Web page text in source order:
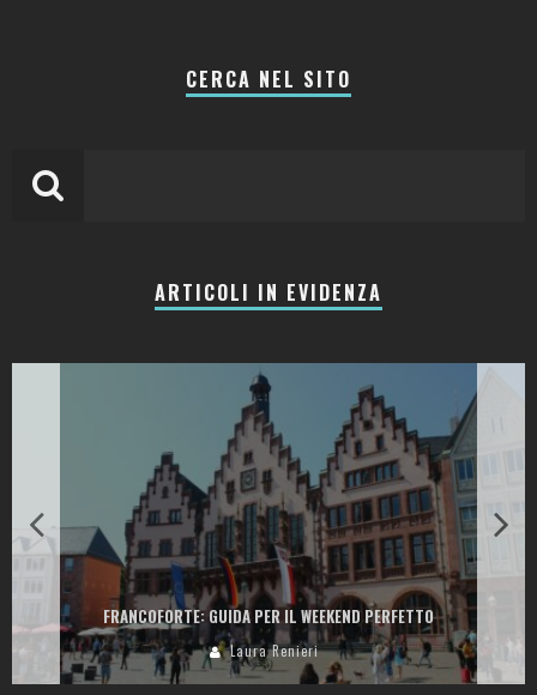
CERCA NEL SITO
ARTICOLI IN EVIDENZA
LA COLLINA DEI CILIEGI: RESORT, CANTINA E RISTORANTI TRA LE
COLLINE DELLA VALPANTENA
Laura Renieri